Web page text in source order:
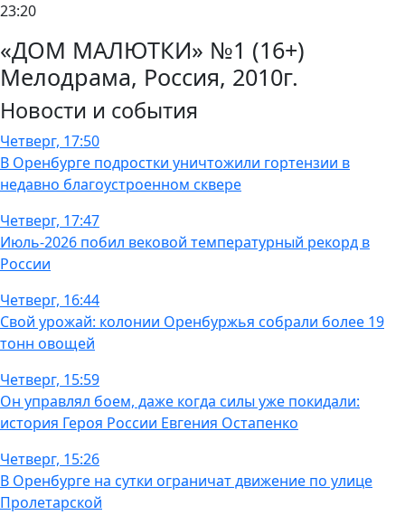
23:20
«ДОМ МАЛЮТКИ» №1 (16+)
Мелодрама, Россия, 2010г.
Новости и события
Четверг, 17:50
В Оренбурге подростки уничтожили гортензии в
недавно благоустроенном сквере
Четверг, 17:47
Июль-2026 побил вековой температурный рекорд в
России
Четверг, 16:44
Свой урожай: колонии Оренбуржья собрали более 19
тонн овощей
Четверг, 15:59
Он управлял боем, даже когда силы уже покидали:
история Героя России Евгения Остапенко
Четверг, 15:26
В Оренбурге на сутки ограничат движение по улице
Пролетарской